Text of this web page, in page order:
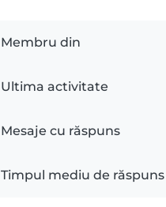
Membru din
Ultima activitate
Mesaje cu răspuns
Timpul mediu de răspuns